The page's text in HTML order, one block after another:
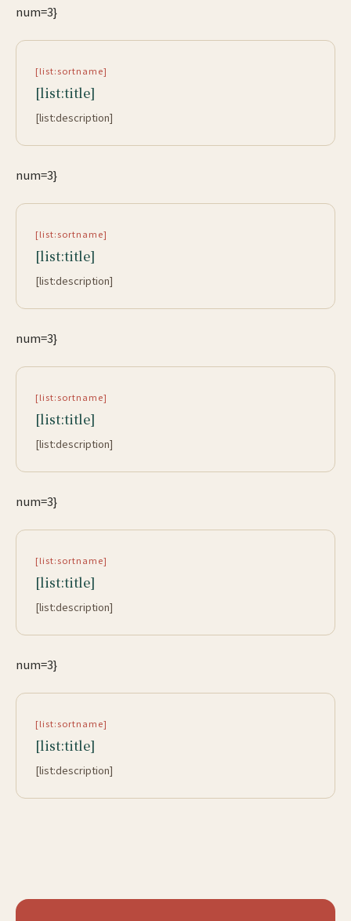
num=3}
[list:sortname]
[list:title]
[list:description]
num=3}
[list:sortname]
[list:title]
[list:description]
num=3}
[list:sortname]
[list:title]
[list:description]
num=3}
[list:sortname]
[list:title]
[list:description]
num=3}
[list:sortname]
[list:title]
[list:description]